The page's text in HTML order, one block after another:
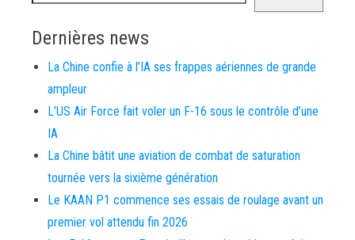
Dernières news
La Chine confie à l’IA ses frappes aériennes de grande
ampleur
L’US Air Force fait voler un F-16 sous le contrôle d’une
IA
La Chine bâtit une aviation de combat de saturation
tournée vers la sixième génération
Le KAAN P1 commence ses essais de roulage avant un
premier vol attendu fin 2026